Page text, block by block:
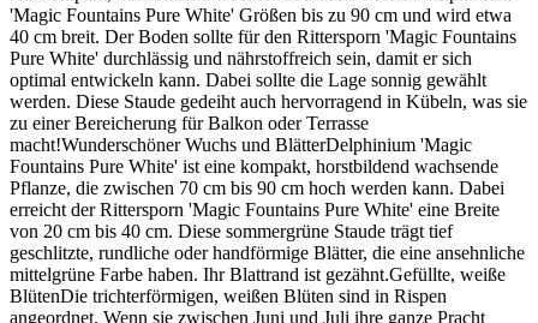
'Magic Fountains Pure White' Größen bis zu 90 cm und wird etwa
40 cm breit. Der Boden sollte für den Rittersporn 'Magic Fountains
Pure White' durchlässig und nährstoffreich sein, damit er sich
optimal entwickeln kann. Dabei sollte die Lage sonnig gewählt
werden. Diese Staude gedeiht auch hervorragend in Kübeln, was sie
zu einer Bereicherung für Balkon oder Terrasse
macht!Wunderschöner Wuchs und BlätterDelphinium 'Magic
Fountains Pure White' ist eine kompakt, horstbildend wachsende
Pflanze, die zwischen 70 cm bis 90 cm hoch werden kann. Dabei
erreicht der Rittersporn 'Magic Fountains Pure White' eine Breite
von 20 cm bis 40 cm. Diese sommergrüne Staude trägt tief
geschlitzte, rundliche oder handförmige Blätter, die eine ansehnliche
mittelgrüne Farbe haben. Ihr Blattrand ist gezähnt.Gefüllte, weiße
BlütenDie trichterförmigen, weißen Blüten sind in Rispen
angeordnet. Wenn sie zwischen Juni und Juli ihre ganze Pracht